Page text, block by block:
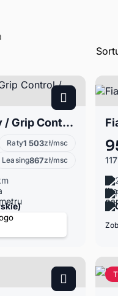
Fiat Doblo III 3-osbowy / Grip Control / super rabat
Raty1 503zł/msc
Leasing867zł/msc